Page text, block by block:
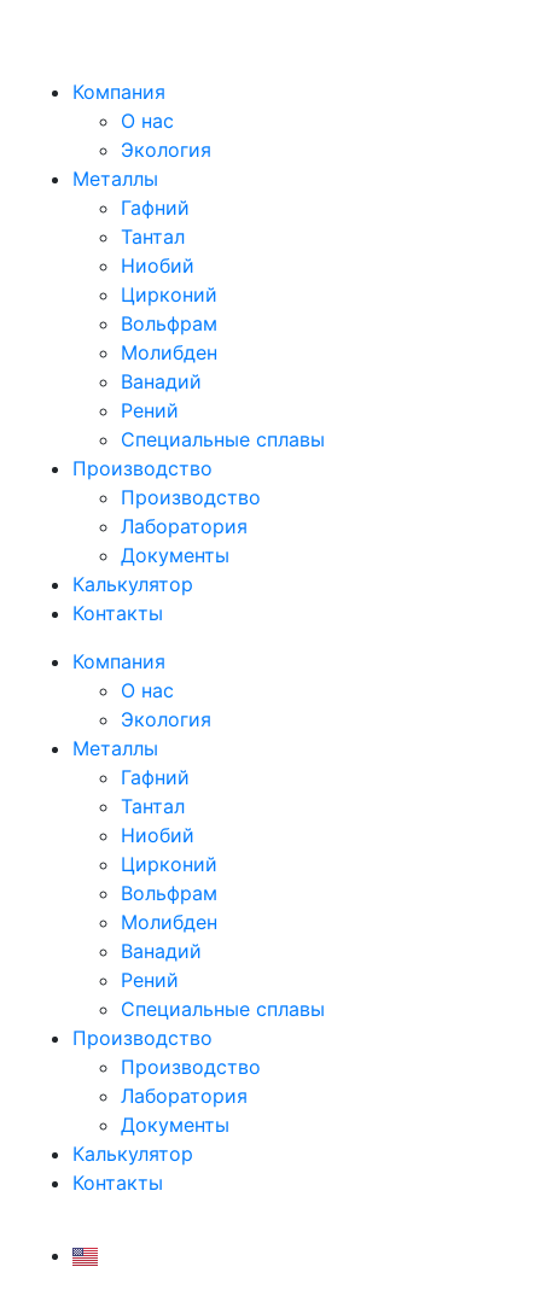
Компания
О нас
Экология
Металлы
Гафний
Тантал
Ниобий
Цирконий
Вольфрам
Молибден
Ванадий
Рений
Специальные сплавы
Производство
Производство
Лаборатория
Документы
Калькулятор
Контакты
Компания
О нас
Экология
Металлы
Гафний
Тантал
Ниобий
Цирконий
Вольфрам
Молибден
Ванадий
Рений
Специальные сплавы
Производство
Производство
Лаборатория
Документы
Калькулятор
Контакты